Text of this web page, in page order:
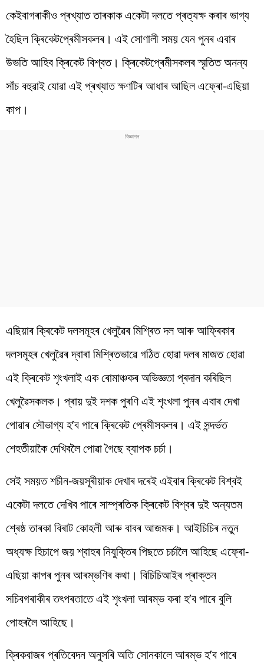
কেইবাগৰাকীও প্ৰখ্যাত তাৰকাক একেটা দলতে প্ৰত্যক্ষ কৰাৰ ভাগ্য
হৈছিল ক্ৰিকেটপ্ৰেমীসকলৰ। এই সোণালী সময় যেন পুনৰ এবাৰ
উভতি আহিব ক্ৰিকেট বিশ্বত। ক্ৰিকেটপ্ৰেমীসকলৰ স্মৃতিত অনন্য
সাঁচ বহুৱাই যোৱা এই প্ৰখ্যাত ক্ষণটিৰ আধাৰ আছিল এফ্ৰো-এছিয়া
কাপ।
এছিয়াৰ ক্ৰিকেট দলসমূহৰ খেলুৱৈৰ মিশ্ৰিত দল আৰু আফ্ৰিকাৰ
দলসমূহৰ খেলুৱৈৰ দ্বাৰা মিশ্ৰিতভাৱে গঠিত হোৱা দলৰ মাজত হোৱা
এই ক্ৰিকেট শৃংখলাই এক ৰোমাঞ্চকৰ অভিজ্ঞতা প্ৰদান কৰিছিল
খেলুৱৈসকলক। প্ৰায় দুই দশক পুৰণি এই শৃংখলা পুনৰ এবাৰ দেখা
পোৱাৰ সৌভাগ্য হ’ব পাৰে ক্ৰিকেট প্ৰেমীসকলৰ। এই সন্দৰ্ভত
শেহতীয়াকৈ দেখিবলৈ পোৱা গৈছে ব্যাপক চৰ্চা।
সেই সময়ত শচীন-জয়সূৰীয়াক দেখাৰ দৰেই এইবাৰ ক্ৰিকেট বিশ্বই
একেটা দলতে দেখিব পাৰে সাম্প্ৰতিক ক্ৰিকেট বিশ্বৰ দুই অন্যতম
শ্ৰেষ্ঠ তাৰকা বিৰাট কোহলী আৰু বাবৰ আজমক। আইচিচিৰ নতুন
অধ্যক্ষ হিচাপে জয় শ্বাহৰ নিযুক্তিৰ পিছতে চৰ্চালৈ আহিছে এফ্ৰো-
এছিয়া কাপৰ পুনৰ আৰম্ভণিৰ কথা। বিচিচিআইৰ প্ৰাক্তন
সচিবগৰাকীৰ তৎপৰতাতে এই শৃংখলা আৰম্ভ কৰা হ’ব পাৰে বুলি
পোহৰলৈ আহিছে।
ক্ৰিকবাজৰ প্ৰতিবেদন অনুসৰি অতি সোনকালে আৰম্ভ হ’ব পাৰে